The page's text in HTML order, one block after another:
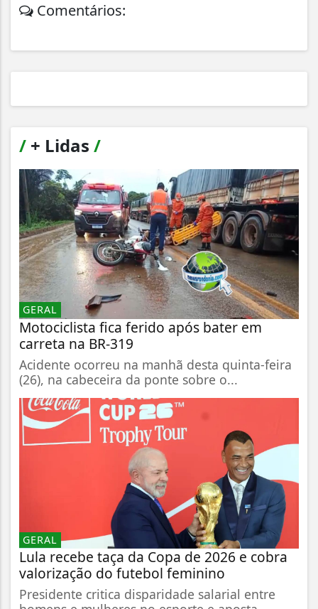
Comentários:
/ + Lidas /
GERAL
Motociclista fica ferido após bater em
carreta na BR-319
Acidente ocorreu na manhã desta quinta-feira
(26), na cabeceira da ponte sobre o...
GERAL
Lula recebe taça da Copa de 2026 e cobra
valorização do futebol feminino
Presidente critica disparidade salarial entre